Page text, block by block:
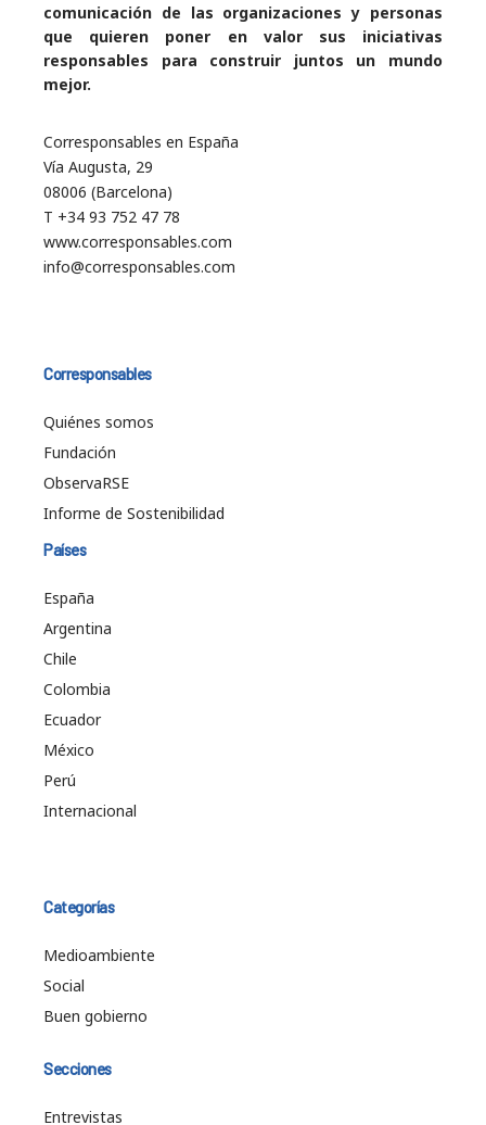
comunicación de las organizaciones y personas
que quieren poner en valor sus iniciativas
responsables para construir juntos un mundo
mejor.
Corresponsables en España
Vía Augusta, 29
08006 (Barcelona)
T +34 93 752 47 78
www.corresponsables.com
info@corresponsables.com
Corresponsables
Quiénes somos
Fundación
ObservaRSE
Informe de Sostenibilidad
Países
España
Argentina
Chile
Colombia
Ecuador
México
Perú
Internacional
Categorías
Medioambiente
Social
Buen gobierno
Secciones
Entrevistas